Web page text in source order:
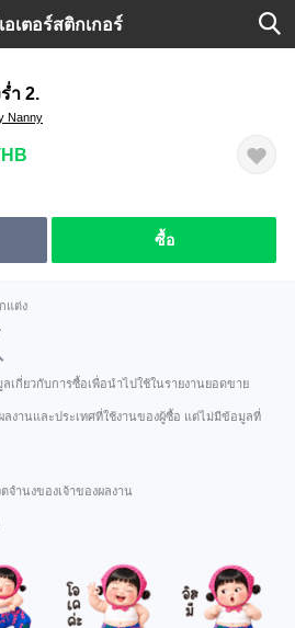
อเตอร์สติกเกอร์
ำ 2.
Nanny
ซื้อ
แต่ง
ลเกี่ยวกับการซื้อเพื่อนำไปใช้ในรายงานยอดขาย
งานและประเทศที่ใช้งานของผู้ซื้อ แต่ไม่มีข้อมูลที่
จำนงของเจ้าของผลงาน